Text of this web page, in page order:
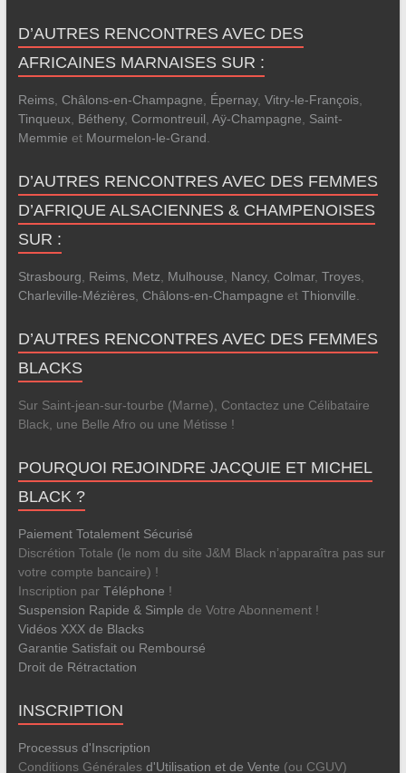
D’AUTRES RENCONTRES AVEC DES
AFRICAINES MARNAISES SUR :
Reims, Châlons-en-Champagne, Épernay, Vitry-le-François,
Tinqueux, Bétheny, Cormontreuil, Aÿ-Champagne, Saint-
Memmie et Mourmelon-le-Grand.
D’AUTRES RENCONTRES AVEC DES FEMMES
D’AFRIQUE ALSACIENNES & CHAMPENOISES
SUR :
Strasbourg, Reims, Metz, Mulhouse, Nancy, Colmar, Troyes,
Charleville-Mézières, Châlons-en-Champagne et Thionville.
D’AUTRES RENCONTRES AVEC DES FEMMES
BLACKS
Sur Saint-jean-sur-tourbe (Marne), Contactez une Célibataire
Black, une Belle Afro ou une Métisse !
POURQUOI REJOINDRE JACQUIE ET MICHEL
BLACK ?
Paiement Totalement Sécurisé
Discrétion Totale (le nom du site J&M Black n’apparaîtra pas sur
votre compte bancaire) !
Inscription par Téléphone !
Suspension Rapide & Simple de Votre Abonnement !
Vidéos XXX de Blacks
Garantie Satisfait ou Remboursé
Droit de Rétractation
INSCRIPTION
Processus d'Inscription
Conditions Générales d'Utilisation et de Vente (ou CGUV)